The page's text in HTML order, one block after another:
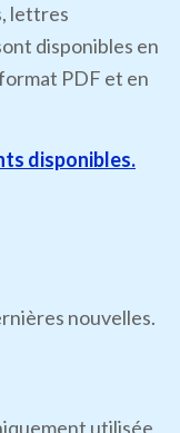
lettres
disponibles en
PDF et en
disponibles.
nouvelles.
utilisée